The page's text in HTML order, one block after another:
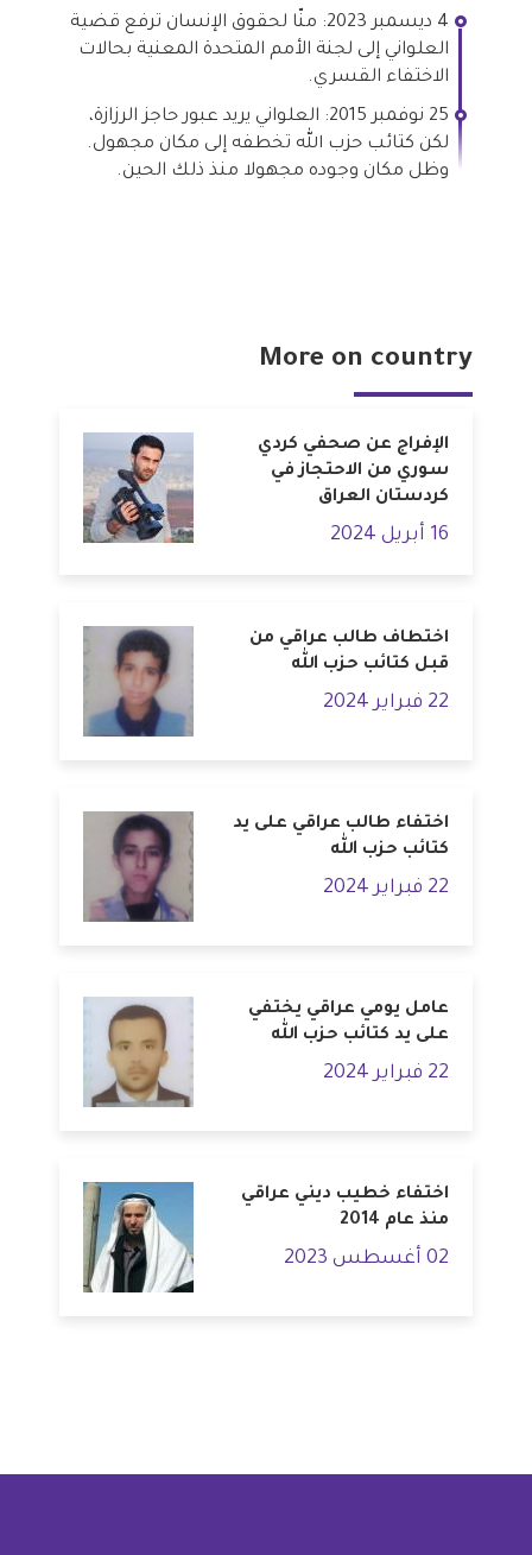
4 ديسمبر 2023: منّا لحقوق الإنسان ترفع قضية
العلواني إلى لجنة الأمم المتحدة المعنية بحالات
الاختفاء القسري.
25 نوفمبر 2015: العلواني يريد عبور حاجز الرزازة،
لكن كتائب حزب الله تخطفه إلى مكان مجهول.
وظل مكان وجوده مجهولا منذ ذلك الحين.
More on country
الإفراج عن صحفي كردي
سوري من الاحتجاز في
كردستان العراق
16 أبريل 2024
اختطاف طالب عراقي من
قبل كتائب حزب الله
22 فبراير 2024
اختفاء طالب عراقي على يد
كتائب حزب الله
22 فبراير 2024
عامل يومي عراقي يختفي
على يد كتائب حزب الله
22 فبراير 2024
اختفاء خطيب ديني عراقي
منذ عام 2014
02 أغسطس 2023